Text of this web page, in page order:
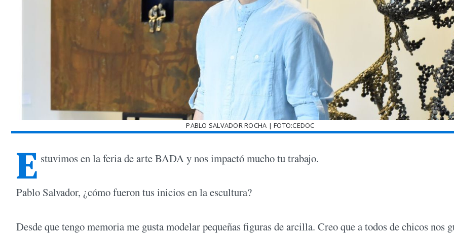
PABLO SALVADOR ROCHA | FOTO:CEDOC
E stuvimos en la feria de arte BADA y nos impactó mucho tu trabajo.
Pablo Salvador, ¿cómo fueron tus inicios en la escultura?
Desde que tengo memoria me gusta modelar pequeñas figuras de arcilla. Creo que a todos de chicos nos